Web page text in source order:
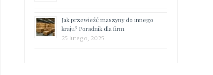
Jak przewieźć maszyny do innego
kraju? Poradnik dla firm
25 lutego, 2025